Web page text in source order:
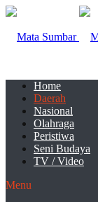
Home
Daerah
Nasional
Olahraga
Peristiwa
Seni Budaya
TV / Video
Menu